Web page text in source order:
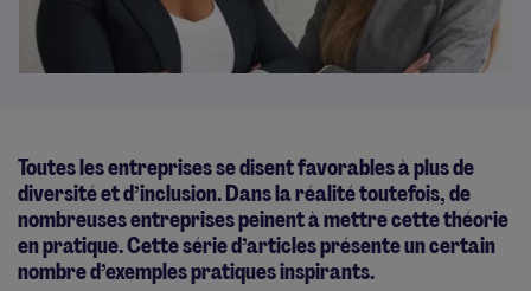
Toutes les entreprises se disent favorables à plus de
diversité et d’inclusion. Dans la réalité toutefois, de
nombreuses entreprises peinent à mettre cette théorie
en pratique. Cette série d’articles présente un certain
nombre d’exemples pratiques inspirants.